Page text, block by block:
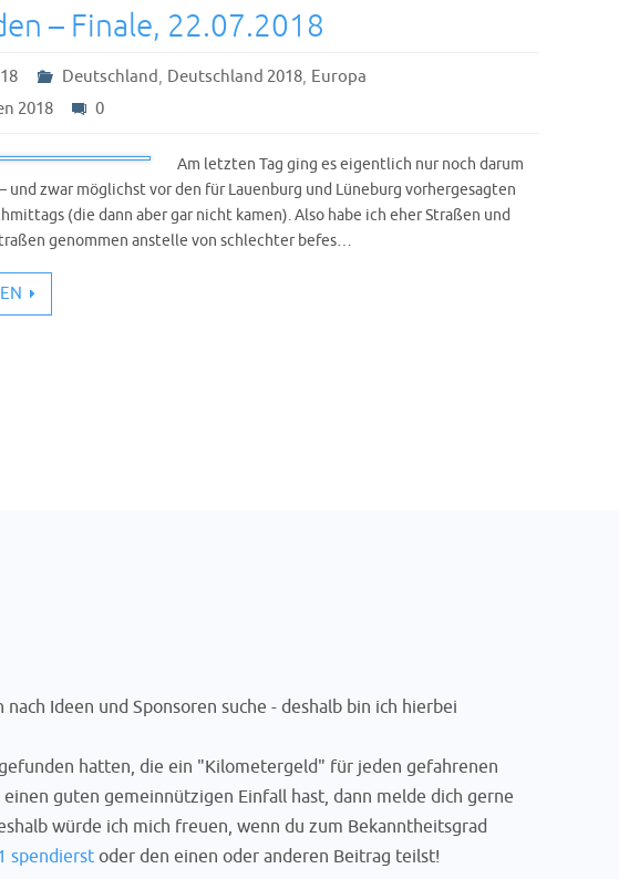
– Finale, 22.07.2018
Deutschland, Deutschland 2018, Europa
2018
0
Am letzten Tag ging es eigentlich nur noch darum
und zwar möglichst vor den für Lauenburg und Lüneburg vorhergesagten
(die dann aber gar nicht kamen). Also habe ich eher Straßen und
genommen anstelle von schlechter befes…
Ideen und Sponsoren suche - deshalb bin ich hierbei
hatten, die ein "Kilometergeld" für jeden gefahrenen
guten gemeinnützigen Einfall hast, dann melde dich gerne
würde ich mich freuen, wenn du zum Bekanntheitsgrad
spendierstoder den einen oder anderen Beitrag teilst!